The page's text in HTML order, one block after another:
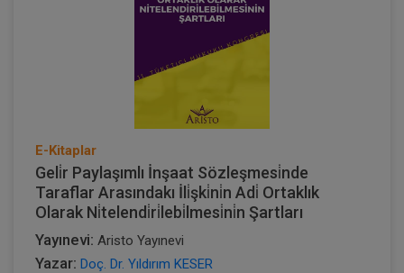
E-Kitaplar
Geli̇r Paylaşımlı İnşaat Sözleşmesi̇nde
Taraflar Arasındakı İli̇şki̇ni̇n Adi̇ Ortaklık
Olarak Ni̇telendi̇ri̇lebi̇lmesi̇ni̇n Şartları
Yayınevi: Aristo Yayınevi
Yazar: Doç. Dr. Yıldırım KESER